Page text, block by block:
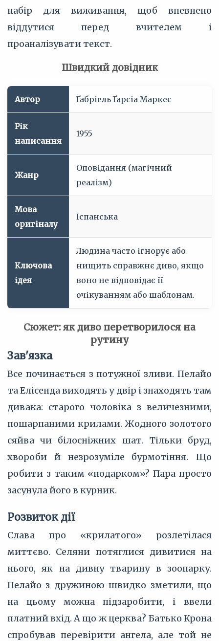
набір для виживання, щоб впевнено
віддутися перед вчителем і
проаналізувати текст.
Швидкий довідник
Автор Ґабріель Ґарсіа Маркес
Рік
написання
1955
Жанр
Оповідання (магічний
реалізм)
Мова
оригіналу
Іспанська
Ключова
ідея
Людина часто ігнорує або
нищить справжнє диво, якщо
воно не відповідає її
очікуванням або шаблонам.
Сюжет: як диво перетворилося на
рутину
Зав'язка
Все починається з потужної зливи. Пелайо
та Елісенда виходять у двір і знаходять там
дивака: старого чоловіка з величезними,
пошарпаними крилами. Жодного золотого
сяйва чи білосніжних шат. Тільки бруд,
хвороби й незрозуміле бурмотіння. Що
робити з таким «подарком»? Пара просто
засунула його в курник.
Розвиток дії
Слава про «крилатого» розлетілася
миттєво. Селяни потяглися дивитися на
нього, як на дивну тварину в зоопарку.
Пелайо з дружиною швидко зметили, що
на цьому можна підзаробити, і ввели
платний вхід. А що ж церква? Батько Крона
спробував перевірити ангела, але той не